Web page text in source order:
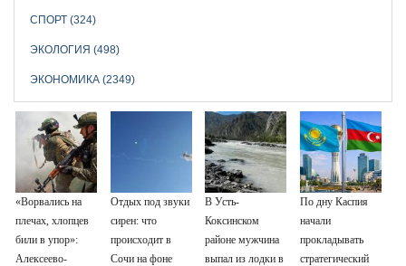
СПОРТ (324)
ЭКОЛОГИЯ (498)
ЭКОНОМИКА (2349)
«Ворвались на
плечах, хлопцев
били в упор»:
Алексеево-
Отдых под звуки
сирен: что
происходит в
Сочи на фоне
В Усть-
Коксинском
районе мужчина
выпал из лодки в
По дну Каспия
начали
прокладывать
стратегический